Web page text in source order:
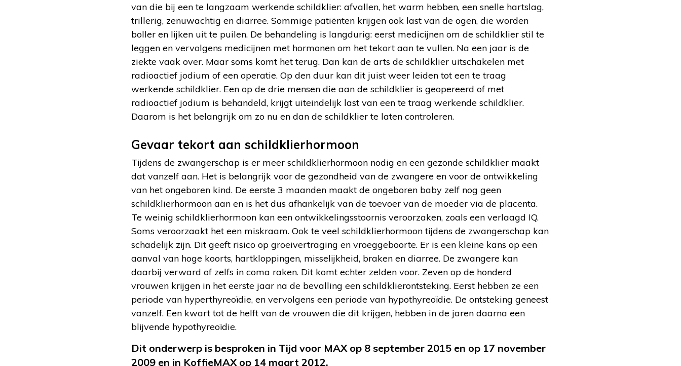
van die bij een te langzaam werkende schildklier: afvallen, het warm hebben, een snelle hartslag,
trillerig, zenuwachtig en diarree. Sommige patiënten krijgen ook last van de ogen, die worden
boller en lijken uit te puilen. De behandeling is langdurig: eerst medicijnen om de schildklier stil te
leggen en vervolgens medicijnen met hormonen om het tekort aan te vullen. Na een jaar is de
ziekte vaak over. Maar soms komt het terug. Dan kan de arts de schildklier uitschakelen met
radioactief jodium of een operatie. Op den duur kan dit juist weer leiden tot een te traag
werkende schildklier. Een op de drie mensen die aan de schildklier is geopereerd of met
radioactief jodium is behandeld, krijgt uiteindelijk last van een te traag werkende schildklier.
Daarom is het belangrijk om zo nu en dan de schildklier te laten controleren.
Gevaar tekort aan schildklierhormoon
Tijdens de zwangerschap is er meer schildklierhormoon nodig en een gezonde schildklier maakt
dat vanzelf aan. Het is belangrijk voor de gezondheid van de zwangere en voor de ontwikkeling
van het ongeboren kind. De eerste 3 maanden maakt de ongeboren baby zelf nog geen
schildklierhormoon aan en is het dus afhankelijk van de toevoer van de moeder via de placenta.
Te weinig schildklierhormoon kan een ontwikkelingsstoornis veroorzaken, zoals een verlaagd IQ.
Soms veroorzaakt het een miskraam. Ook te veel schildklierhormoon tijdens de zwangerschap kan
schadelijk zijn. Dit geeft risico op groeivertraging en vroeggeboorte. Er is een kleine kans op een
aanval van hoge koorts, hartkloppingen, misselijkheid, braken en diarree. De zwangere kan
daarbij verward of zelfs in coma raken. Dit komt echter zelden voor. Zeven op de honderd
vrouwen krijgen in het eerste jaar na de bevalling een schildklierontsteking. Eerst hebben ze een
periode van hyperthyreoïdie, en vervolgens een periode van hypothyreoïdie. De ontsteking geneest
vanzelf. Een kwart tot de helft van de vrouwen die dit krijgen, hebben in de jaren daarna een
blijvende hypothyreoïdie.
Dit onderwerp is besproken in Tijd voor MAX op 8 september 2015 en op 17 november
2009 en in KoffieMAX op 14 maart 2012.